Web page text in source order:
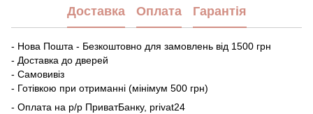
Доставка Оплата Гарантія
- Нова Пошта - Безкоштовно для замовлень від 1500 грн
- Доставка до дверей
- Самовивіз
- Готівкою при отриманні (мінімум 500 грн)
- Оплата на р/р ПриватБанку, privat24